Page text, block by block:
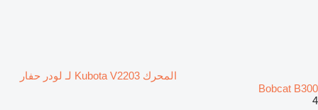
المحرك Kubota V2203 لـ لودر حفار
Bobcat B300
4